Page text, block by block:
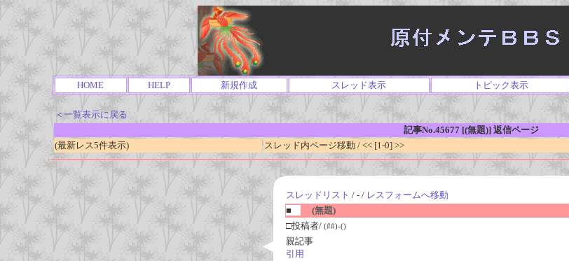
HOME HELP 新規作成 スレッド表示 トピック表示
＜一覧表示に戻る
記事No.45677 [(無題)] 返信ページ
(最新レス5件表示)
スレッド内ページ移動 / << [1-0] >>
スレッドリスト / - / レスフォームへ移動
■
(無題)
□投稿者/ (##)-()
親記事
引用